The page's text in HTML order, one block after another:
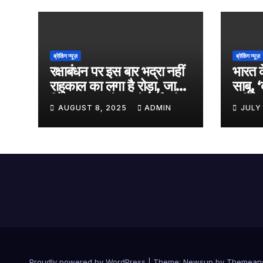
ब्रेकिंग न्यूज़
रक्षाबंधन पर इस बार भद्रा नहीं
राहुकाल का लगा है रोड़ा, जानें
किस समय बांधे अपने भाई को
राखी
AUGUST 8, 2025 ADMIN
ब्रेकिंग न्यूज़
भारत
साबू,
किया
आएगी